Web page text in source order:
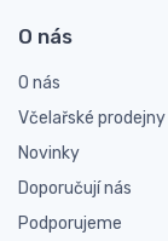
O nás
O nás
Včelařské prodejny
Novinky
Doporučují nás
Podporujeme